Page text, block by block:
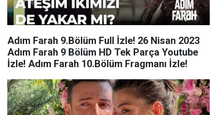
Adım Farah 9.Bölüm Full İzle! 26 Nisan 2023
Adım Farah 9 Bölüm HD Tek Parça Youtube
İzle! Adım Farah 10.Bölüm Fragmanı İzle!